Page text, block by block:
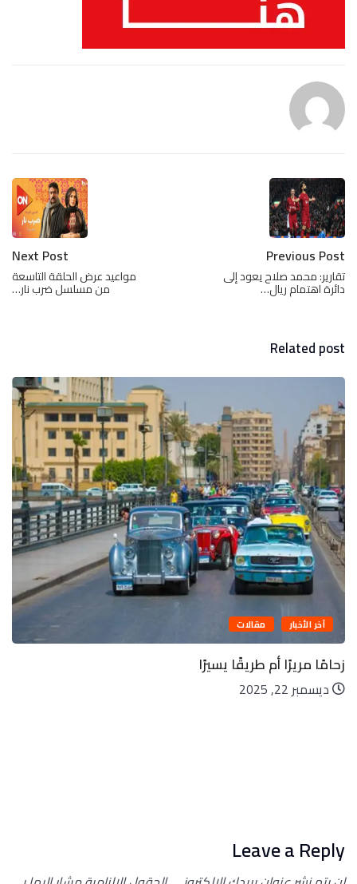
Previous Post
تقارير: محمد صلاح يعود إلى
دائرة اهتمام ريال…
Next Post
مواعيد عرض الحلقة التاسعة
من مسلسل ضرب نار…
Related post
آخر الأخبار مقالات
زحامًا مريرًا أم طريقًا يسيرًا
ديسمبر 22, 2025
Leave a Reply